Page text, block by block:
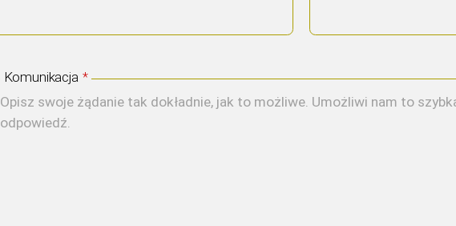
Komunikacja *